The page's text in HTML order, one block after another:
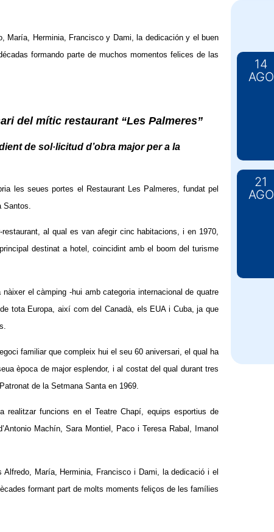
María, Herminia, Francisco y Dami, la dedicación y el buen
formando parte de muchos momentos felices de las
del mític restaurant “Les Palmeres”
de sol·licitud d’obra major per a la
les seues portes el Restaurant Les Palmeres, fundat pel
al qual es van afegir cinc habitacions, i en 1970,
destinat a hotel, coincidint amb el boom del turisme
el càmping -hui amb categoria internacional de quatre
tota Europa, així com del Canadà, els EUA i Cuba, ja que
familiar que compleix hui el seu 60 aniversari, el qual ha
època de major esplendor, i al costat del qual durant tres
de la Setmana Santa en 1969.
realitzar funcions en el Teatre Chapí, equips esportius de
Machín, Sara Montiel, Paco i Teresa Rabal, Imanol
María, Herminia, Francisco i Dami, la dedicació i el
formant part de molts moments feliços de les famílies
14
AGO
21
AGO